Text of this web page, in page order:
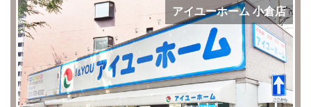
アイユーホーム 小倉店